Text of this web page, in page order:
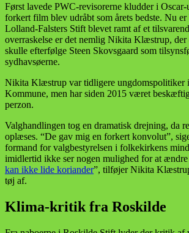
Først lavede PWC-revisorerne kludder i Oscar-
forkert film blev udråbt som årets bedste. Nu er
Lolland-Falsters Stift blevet ramt af et
overraskelse er det nemlig Nikita Klæstrup, der
skulle efterfølge Steen Skovsgaard som
sydhavsøerne.
Nikita Klæstrup var tidligere ungdomspolitiker
Kommune, men har siden 2015 været
perzon.
Valghandlingen tog en dramatisk drejning, da
oplæses. “De gav mig en forkert konvolut”,
formand for valgbestyrelsen i folkekirkens
imidlertid ikke ser nogen mulighed for at ændre
kan ikke lide koriander”, tilføjer Nikita
tøj af.
Klima-kritik fra Roskilde